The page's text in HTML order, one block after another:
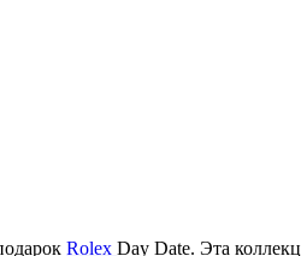
Rolex Day Date. Эта